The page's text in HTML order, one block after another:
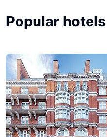
Popular hotels